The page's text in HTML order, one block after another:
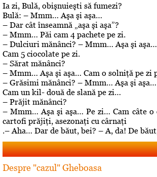
Ia zi, Bulă, obişnuieşti să fumezi?
Bulă: – Mmm… Aşa şi aşa…
– Dar cât înseamnă „aşa şi aşa”?
– Mmm… Păi cam 4 pachete pe zi.
– Dulciuri mănânci? – Mmm… Aşa şi aşa…
Cam 5 ciocolate pe zi.
– Sărat mănânci?
– Mmm… Aşa şi aşa… Cam o solniţă pe zi
– Grăsimi mănânci? – Mmm… Aşa şi aşa…
Cam un kil- două de slană pe zi…
– Prăjit mănânci?
– Mmm… Aşa şi aşa… Pe zi… Cam câte o
cartofi prăjiţi, asezonaţi cu cârnaţi
.– Aha… Dar de băut, bei? – A, da! De
Despre "cazul" Gheboasa